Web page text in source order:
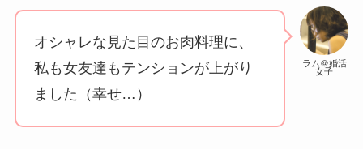
ラム＠婚活
女子
オシャレな見た目のお肉料理に、
私も女友達もテンションが上がり
ました（幸せ…）